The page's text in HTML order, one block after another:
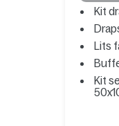
Kit
Lits
Kit